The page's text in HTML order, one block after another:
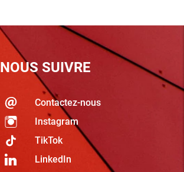
NOUS SUIVRE
Contactez-nous
Instagram
TikTok
LinkedIn